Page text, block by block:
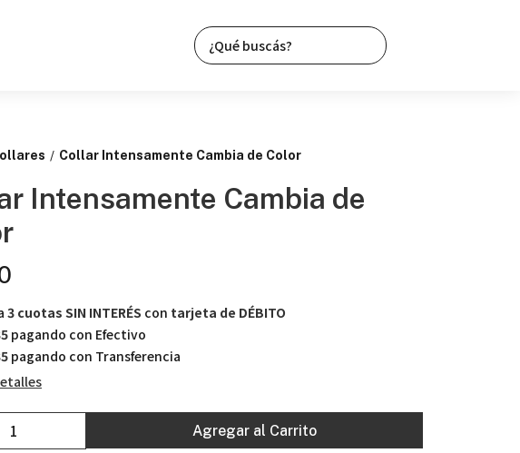
/ Collar Intensamente Cambia de Color
Intensamente Cambia de
3 cuotas SIN INTERÉS con tarjeta de DÉBITO
pagando con Efectivo
pagando con Transferencia
Agregar al Carrito